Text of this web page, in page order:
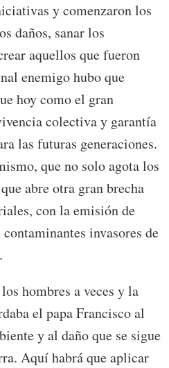
y comenzaron los
daños, sanar los
aquellos que fueron
enemigo hubo que
hoy como el gran
colectiva y garantía
las futuras generaciones.
que no solo agota los
abre otra gran brecha
con la emisión de
invasores de
hombres a veces y la
el papa Francisco al
y al daño que se sigue
Aquí habrá que aplicar